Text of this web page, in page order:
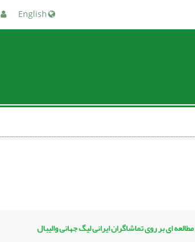
ای بر روی تماشاگران ایرانی لیگ جهانی والیبال